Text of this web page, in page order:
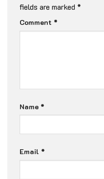
fields are marked *
Comment *
Name *
Email *